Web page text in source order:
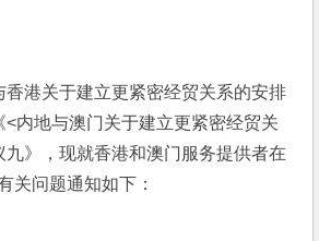
港关于建立更紧密经贸关系的安排
<内地与澳门关于建立更紧密经贸关
九》，现就香港和澳门服务提供者在
关问题通知如下：